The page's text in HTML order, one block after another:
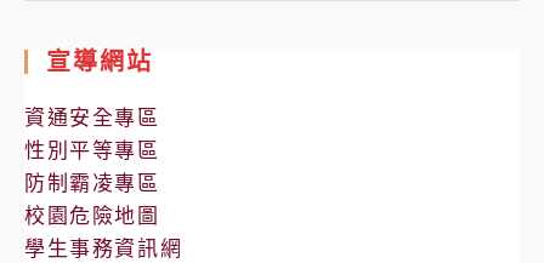
處
公
告
宣導網站
資通安全專區
性別平等專區
防制霸凌專區
校園危險地圖
學生事務資訊網